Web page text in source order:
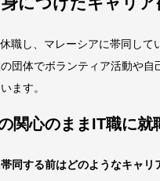
職し、マレーシアに帯同して
団体でボランティア活動や自
ます。
関心のままIT職に就
同する前はどのようなキャリ